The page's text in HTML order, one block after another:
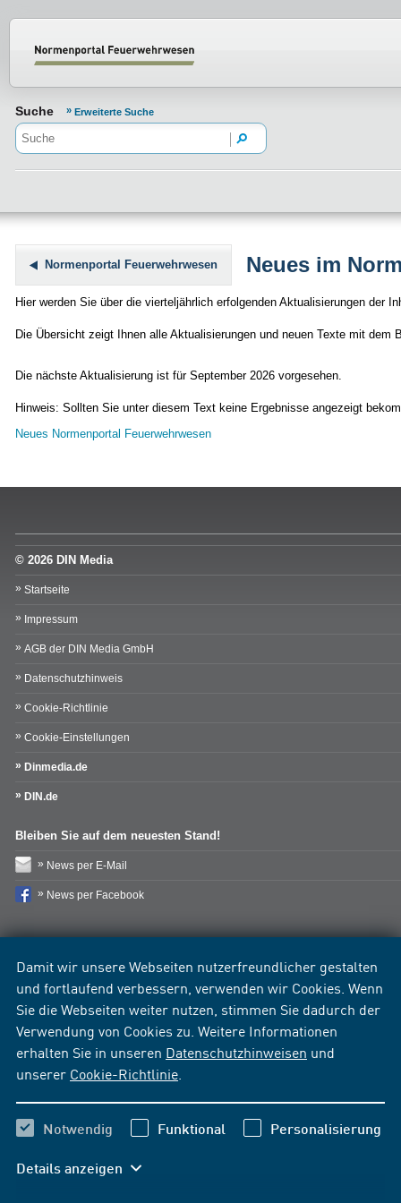
Damit wir unsere Webseiten nutzerfreundlicher gestalten
und fortlaufend verbessern, verwenden wir Cookies. Wenn
Sie die Webseiten weiter nutzen, stimmen Sie dadurch der
Verwendung von Cookies zu. Weitere Informationen
erhalten Sie in unseren Datenschutzhinweisen und
unserer Cookie-Richtlinie
Notwendig Funktional Personalisierung
Details anzeigen
Suche Erweiterte Suche
Normenportal Feuerwehrwesen Neues im
Hier werden Sie über die vierteljährlich erfolgenden Aktualisierungen der
Die Übersicht zeigt Ihnen alle Aktualisierungen und neuen Texte mit
Die nächste Aktualisierung ist für September 2026 vorgesehen.
Hinweis: Sollten Sie unter diesem Text keine Ergebnisse angezeigt
Neues Normenportal Feuerwehrwesen
© 2026 DIN Media
Startseite
Impressum
AGB der DIN Media GmbH
Datenschutzhinweis
Cookie-Richtlinie
Cookie-Einstellungen
Dinmedia.de
DIN.de
Bleiben Sie auf dem neuesten Stand!
News per E-Mail
News per Facebook